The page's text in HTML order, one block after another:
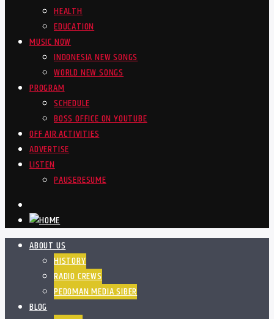
HEALTH
EDUCATION
MUSIC NOW
INDONESIA NEW SONGS
WORLD NEW SONGS
PROGRAM
SCHEDULE
BOSS OFFICE ON YOUTUBE
OFF AIR ACTIVITIES
ADVERTISE
LISTEN
PAUSERESUME
ABOUT US
HISTORY
RADIO CREWS
PEDOMAN MEDIA SIBER
BLOG